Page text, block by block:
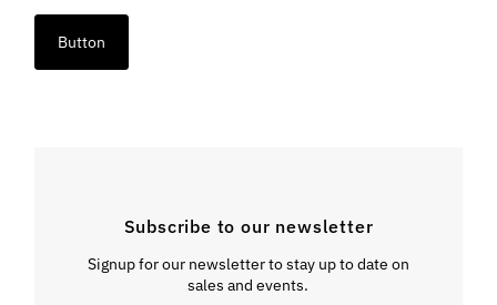
Button
Subscribe to our newsletter
Signup for our newsletter to stay up to date on
sales and events.